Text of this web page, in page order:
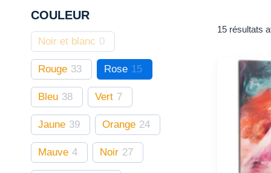
15 résultats
COULEUR
Noir et blanc 0
Rouge 33 Rose 15
Bleu 38 Vert 7
Jaune 39 Orange 24
Mauve 4 Noir 27